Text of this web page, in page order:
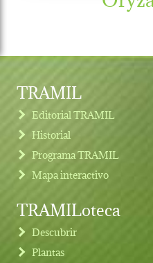
TRAMIL
Editorial TRAMIL
Historial
Programa TRAMIL
Mapa interactivo
TRAMILoteca
Descubrir
Plantas